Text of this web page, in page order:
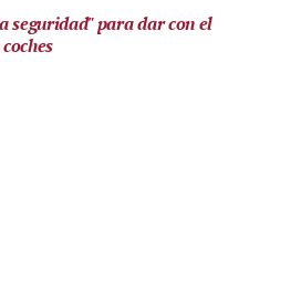
seguridad" para dar con el